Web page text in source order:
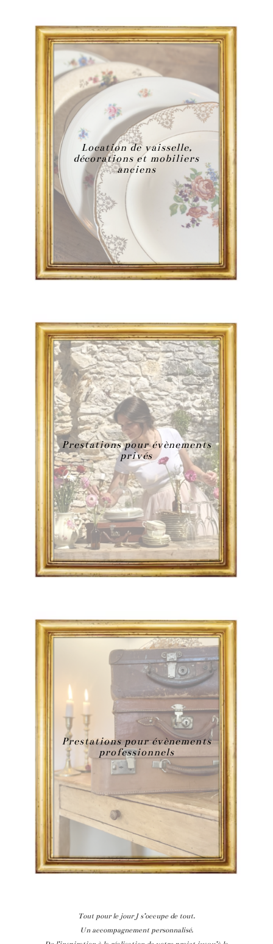
Location de vaisselle,
décorations et mobiliers
anciens
Prestations pour évènements
privés
Prestations pour évènements
professionnels
Tout pour le jour J s’occupe de tout.
Un accompagnement personnalisé.